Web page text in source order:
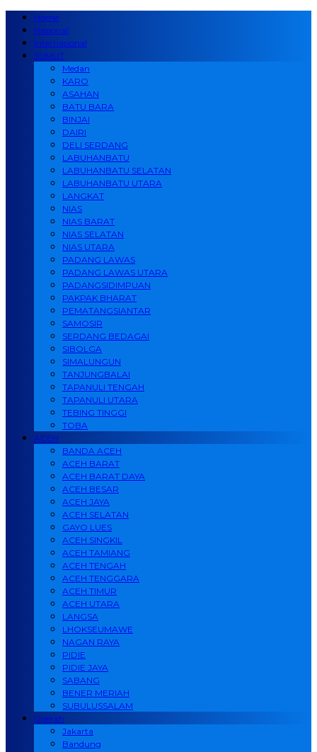
Home
Nasional
Internasional
SUMUT
Medan
KARO
ASAHAN
BATU BARA
BINJAI
DAIRI
DELI SERDANG
LABUHANBATU
LABUHANBATU SELATAN
LABUHANBATU UTARA
LANGKAT
NIAS
NIAS BARAT
NIAS SELATAN
NIAS UTARA
PADANG LAWAS
PADANG LAWAS UTARA
PADANGSIDIMPUAN
PAKPAK BHARAT
PEMATANGSIANTAR
SAMOSIR
SERDANG BEDAGAI
SIBOLGA
SIMALUNGUN
TANJUNGBALAI
TAPANULI TENGAH
TAPANULI UTARA
TEBING TINGGI
TOBA
ACEH
BANDA ACEH
ACEH BARAT
ACEH BARAT DAYA
ACEH BESAR
ACEH JAYA
ACEH SELATAN
GAYO LUES
ACEH SINGKIL
ACEH TAMIANG
ACEH TENGAH
ACEH TENGGARA
ACEH TIMUR
ACEH UTARA
LANGSA
LHOKSEUMAWE
NAGAN RAYA
PIDIE
PIDIE JAYA
SABANG
BENER MERIAH
SUBULUSSALAM
Daerah
Jakarta
Bandung